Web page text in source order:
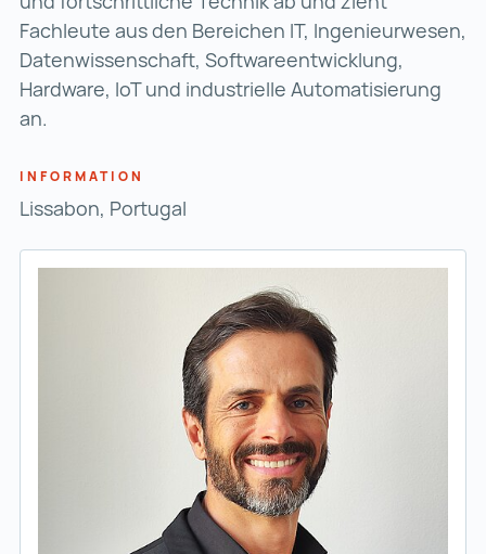
Fachleute aus den Bereichen IT, Ingenieurwesen,
Datenwissenschaft, Softwareentwicklung,
Hardware, IoT und industrielle Automatisierung
an.
INFORMATION
Lissabon, Portugal